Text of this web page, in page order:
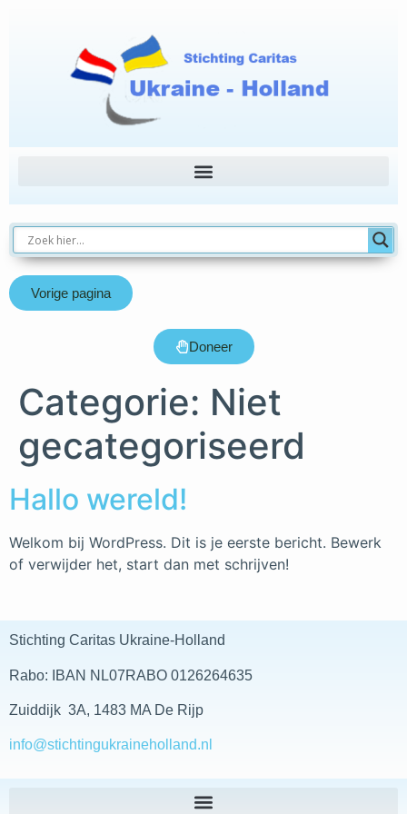
Vorige pagina
Doneer
Categorie: Niet
gecategoriseerd
Hallo wereld!
Welkom bij WordPress. Dit is je eerste bericht. Bewerk
of verwijder het, start dan met schrijven!
Stichting Caritas Ukraine-Holland
Rabo: IBAN NL07RABO 0126264635
Zuiddijk 3A, 1483 MA De Rijp
info@stichtingukraineholland.nl